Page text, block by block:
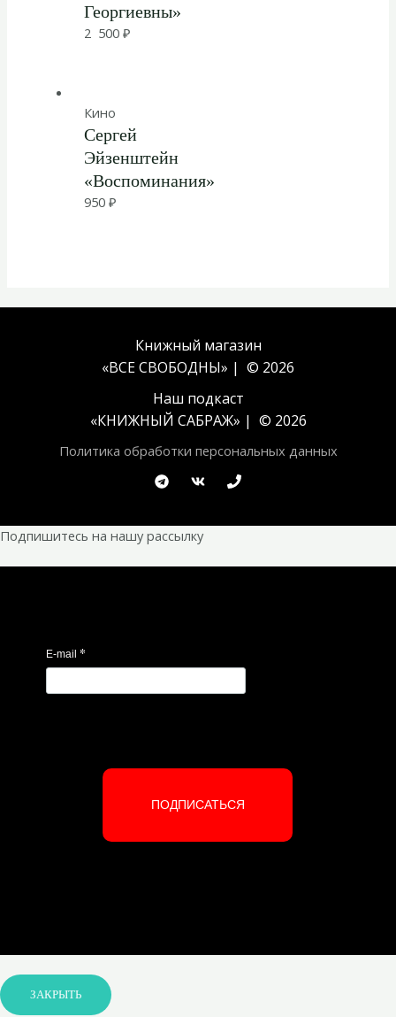
Георгиевны»
2 500₽
Кино
Сергей
Эйзенштейн
«Воспоминания»
950₽
Книжный магазин
«ВСЕ СВОБОДНЫ» | © 2026
Наш подкаст
«КНИЖНЫЙ САБРАЖ» | © 2026
Политика обработки персональных данных
Подпишитесь на нашу рассылку
E-mail *
ПОДПИСАТЬСЯ
ЗАКРЫТЬ